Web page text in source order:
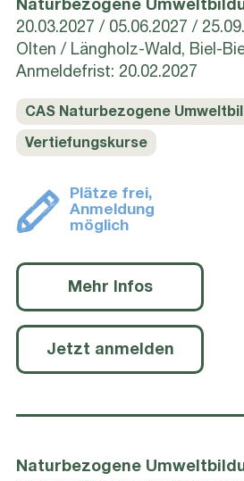
Naturbezogene
20.03.2027
05.06.2027
Olten / Längholz-Wald, Biel-
Anmeldefrist: 20.02.2027
CAS Naturbezogene
Vertiefungskurse
Plätze frei,
Anmeldung
möglich
Mehr Infos
Jetzt anmelden
Naturbezogene